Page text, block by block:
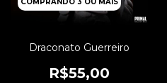
Draconato Guerreiro
R$55,00